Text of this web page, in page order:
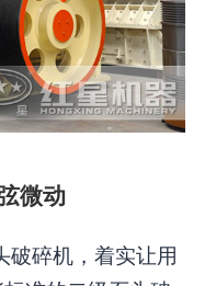
微动
碎机，着实让用